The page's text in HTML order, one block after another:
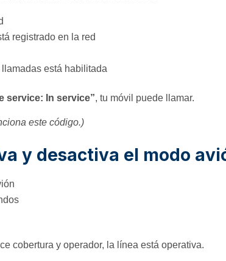
registrado en la red
está habilitada
service: In service”, tu móvil puede llamar.
este código.)
y desactiva el modo
cobertura y operador, la línea está operativa.